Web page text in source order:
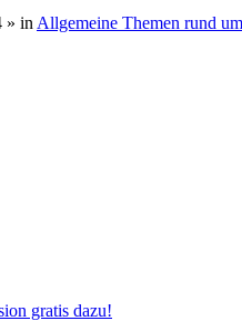
» in Allgemeine Themen rund
gratis dazu!